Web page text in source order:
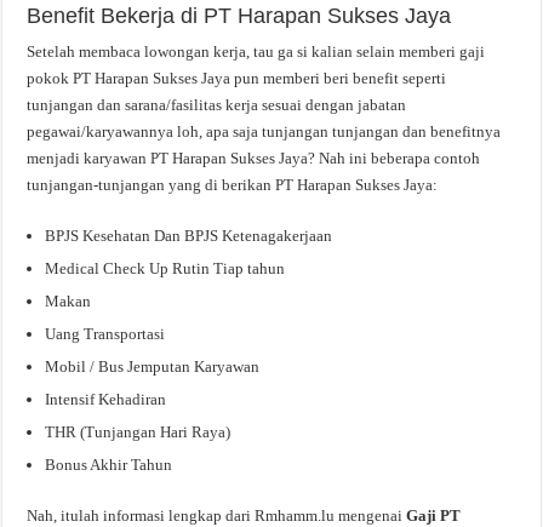
Benefit Bekerja di PT Harapan Sukses Jaya
Setelah membaca lowongan kerja, tau ga si kalian selain memberi gaji
pokok PT Harapan Sukses Jaya pun memberi beri benefit seperti
tunjangan dan sarana/fasilitas kerja sesuai dengan jabatan
pegawai/karyawannya loh, apa saja tunjangan tunjangan dan benefitnya
menjadi karyawan PT Harapan Sukses Jaya? Nah ini beberapa contoh
tunjangan-tunjangan yang di berikan PT Harapan Sukses Jaya:
BPJS Kesehatan Dan BPJS Ketenagakerjaan
Medical Check Up Rutin Tiap tahun
Makan
Uang Transportasi
Mobil / Bus Jemputan Karyawan
Intensif Kehadiran
THR (Tunjangan Hari Raya)
Bonus Akhir Tahun
Nah, itulah informasi lengkap dari Rmhamm.lu mengenaiGaji PT